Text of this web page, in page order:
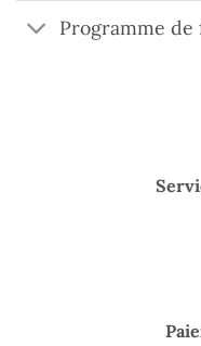
Programme